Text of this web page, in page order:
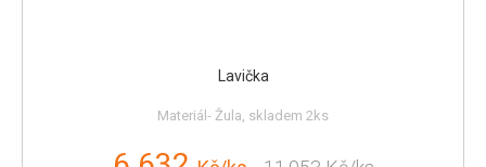
Lavička
Materiál- Žula, skladem 2ks